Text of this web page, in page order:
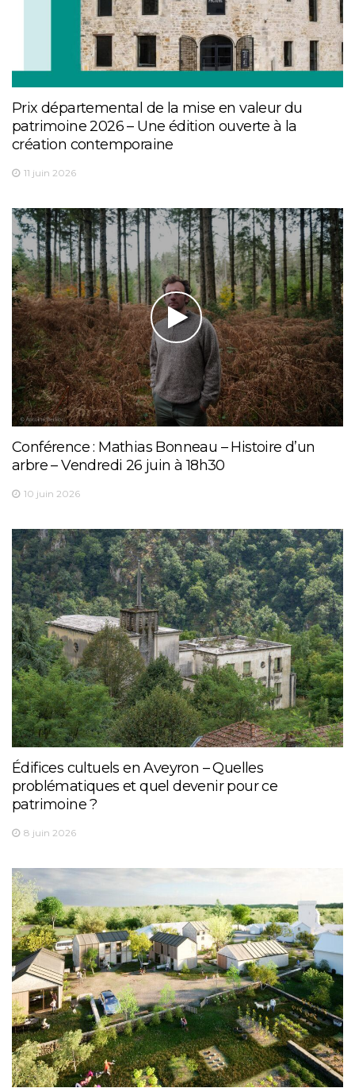
Prix départemental de la mise en valeur du
patrimoine 2026 – Une édition ouverte à la
création contemporaine
11 juin 2026
Conférence : Mathias Bonneau – Histoire d’un
arbre – Vendredi 26 juin à 18h30
10 juin 2026
Édifices cultuels en Aveyron – Quelles
problématiques et quel devenir pour ce
patrimoine ?
8 juin 2026